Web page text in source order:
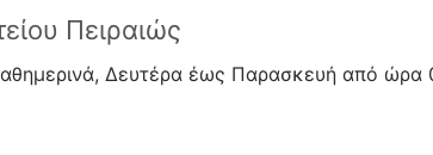
Πειραιώς
καθημερινά, Δευτέρα έως Παρασκευή από